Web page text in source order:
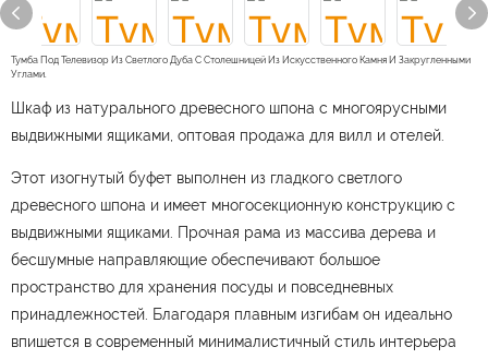
Тумба Под Телевизор Из Светлого Дуба С Столешницей Из Искусственного Камня И Закругленными
Углами.
Шкаф из натурального древесного шпона с многоярусными
выдвижными ящиками, оптовая продажа для вилл и отелей.
Этот изогнутый буфет выполнен из гладкого светлого
древесного шпона и имеет многосекционную конструкцию с
выдвижными ящиками. Прочная рама из массива дерева и
бесшумные направляющие обеспечивают большое
пространство для хранения посуды и повседневных
принадлежностей. Благодаря плавным изгибам он идеально
впишется в современный минималистичный стиль интерьера